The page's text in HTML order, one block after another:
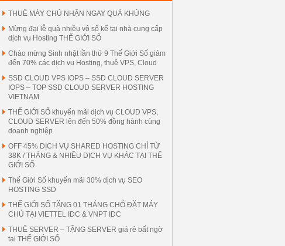
THUÊ MÁY CHỦ NHẬN NGAY QUÀ KHỦNG
Mừng đại lễ quà nhiều vô số kể tại nhà cung cấp
dịch vụ Hosting THẾ GIỚI SỐ
Chào mừng Sinh nhật lần thứ 9 Thế Giới Số giảm
đến 70% các dịch vụ Hosting, thuê VPS, Cloud
SSD CLOUD VPS IOPS – SSD CLOUD SERVER
IOPS – TOP SSD CLOUD SERVER HOSTING
VIETNAM
THẾ GIỚI SỐ khuyến mãi dịch vụ CLOUD VPS,
CLOUD SERVER lên đến 50% đồng hành cùng
doanh nghiệp
OFF 45% DỊCH VỤ SHARED HOSTING CHỈ TỪ
38K / THÁNG & NHIỀU DỊCH VỤ KHÁC TẠI THẾ
GIỚI SỐ
Thế Giới Số khuyến mãi 30% dịch vụ SEO
HOSTING SSD
THẾ GIỚI SỐ TẶNG 01 THÁNG CHỖ ĐẶT MÁY
CHỦ TẠI VIETTEL IDC & VNPT IDC
THUÊ SERVER – TẶNG SERVER giá rẻ bất ngờ
tại THẾ GIỚI SỐ